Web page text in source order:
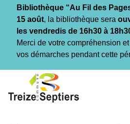
Bibliothèque “Au Fil des
15 août, la bibliothèque sera
les vendredis de 16h30 à
Merci de votre compréhension
vos démarches pendant cette
contenu
pied